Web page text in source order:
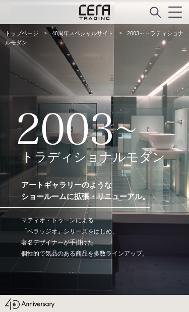
トップページ 40周年スペシャルサイト
2003～トラディショナ
ルモダン
2003
トラディショナルモダン
アートギャラリーのような
ショールームに拡張・リニューアル。
マティオ・トゥーンによる
「ベラッジオ」シリーズをはじめ、
著名デザイナーが手掛けた
個性的で気品のある商品を多数ラインアップ。